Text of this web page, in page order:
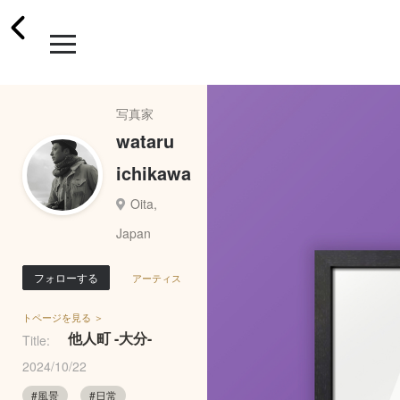
写真家
wataru
ichikawa
Oita,
Japan
フォローする アーティス
トページを見る ＞
Title: 他人町 -大分-
2024/10/22
#風景 #日常